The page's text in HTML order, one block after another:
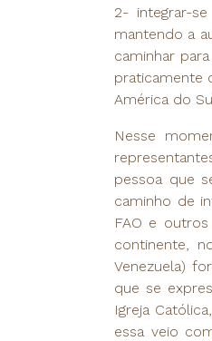
2- integrar-
mantendo a
caminhar
praticamente
América do
Nesse
pessoa que
caminho de
FAO e
continente,
Venezuela)
que se
Igreja
essa veio